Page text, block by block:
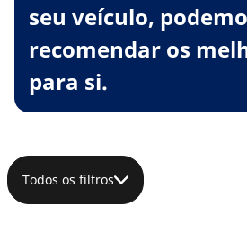
seu veículo,
recomendar os
para si.
Todos os filtros